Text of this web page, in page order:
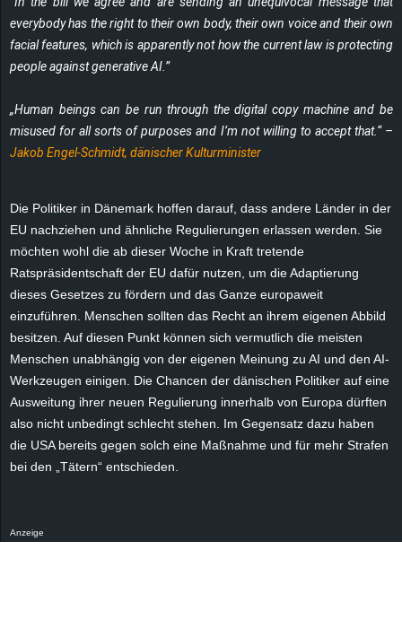
everybody has the right to their own body, their own voice and their own
facial features, which is apparently not how the current law is protecting
people against generative AI.”
„Human beings can be run through the digital copy machine and be
misused for all sorts of purposes and I’m not willing to accept that.“ –
Jakob Engel-Schmidt, dänischer Kulturminister
Die Politiker in Dänemark hoffen darauf, dass andere Länder in der
EU nachziehen und ähnliche Regulierungen erlassen werden. Sie
möchten wohl die ab dieser Woche in Kraft tretende
Ratspräsidentschaft der EU dafür nutzen, um die Adaptierung
dieses Gesetzes zu fördern und das Ganze europaweit
einzuführen. Menschen sollten das Recht an ihrem eigenen Abbild
besitzen. Auf diesen Punkt können sich vermutlich die meisten
Menschen unabhängig von der eigenen Meinung zu AI und den AI-
Werkzeugen einigen. Die Chancen der dänischen Politiker auf eine
Ausweitung ihrer neuen Regulierung innerhalb von Europa dürften
also nicht unbedingt schlecht stehen. Im Gegensatz dazu haben
die USA bereits gegen solch eine Maßnahme und für mehr Strafen
bei den „Tätern“ entschieden.
Anzeige